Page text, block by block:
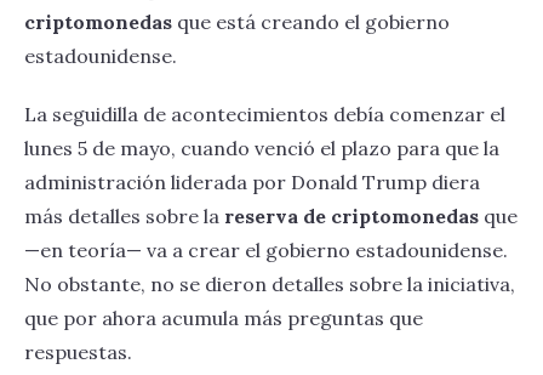
criptomonedas que está creando el gobierno
estadounidense.
La seguidilla de acontecimientos debía comenzar el
lunes 5 de mayo, cuando venció el plazo para que la
administración liderada por Donald Trump diera
más detalles sobre la reserva de criptomonedas que
—en teoría— va a crear el gobierno estadounidense.
No obstante, no se dieron detalles sobre la iniciativa,
que por ahora acumula más preguntas que
respuestas.